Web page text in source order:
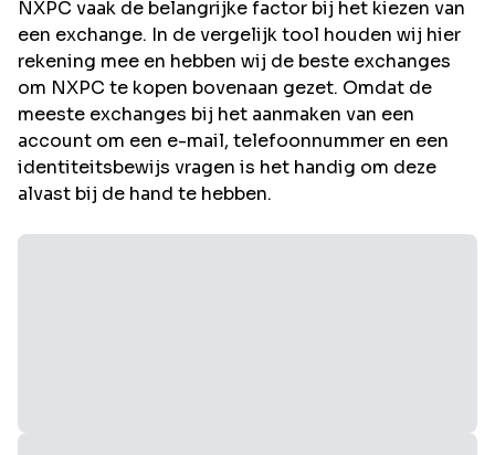
NXPC vaak de belangrijke factor bij het kiezen van
een exchange. In de vergelijk tool houden wij hier
rekening mee en hebben wij de beste exchanges
om NXPC te kopen bovenaan gezet. Omdat de
meeste exchanges bij het aanmaken van een
account om een e-mail, telefoonnummer en een
identiteitsbewijs vragen is het handig om deze
alvast bij de hand te hebben.